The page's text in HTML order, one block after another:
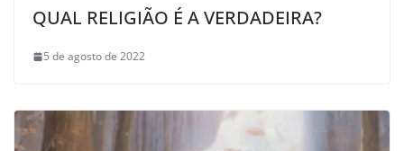
QUAL RELIGIÃO É A VERDADEIRA?
5 de agosto de 2022